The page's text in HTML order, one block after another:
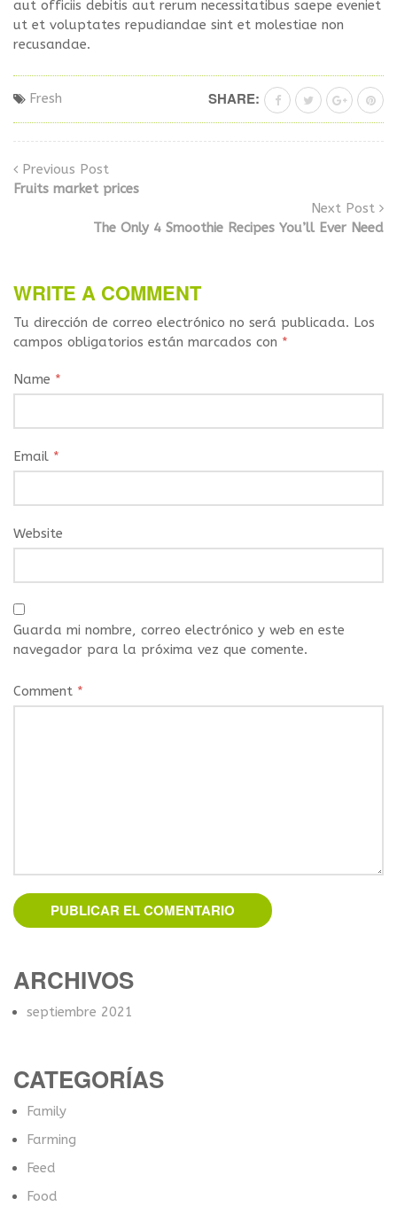
aut officiis debitis aut rerum necessitatibus saepe eveniet
ut et voluptates repudiandae sint et molestiae non
recusandae.
Fresh SHARE:
Previous Post
Fruits market prices
Next Post
The Only 4 Smoothie Recipes You’ll Ever Need
WRITE A COMMENT
Tu dirección de correo electrónico no será publicada. Los
campos obligatorios están marcados con *
Name *
Email *
Website
Guarda mi nombre, correo electrónico y web en este
navegador para la próxima vez que comente.
Comment *
ARCHIVOS
septiembre 2021
CATEGORÍAS
Family
Farming
Feed
Food